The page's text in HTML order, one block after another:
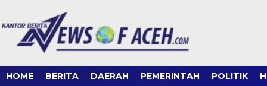
HOME BERITA DAERAH PEMERINTAH POLITIK